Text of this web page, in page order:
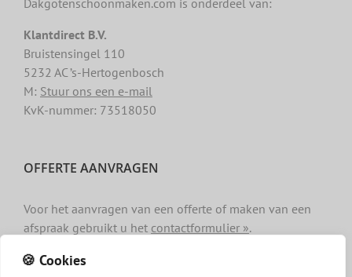
🍪 Cookies
Dakgotenschoonmaken.com is onderdeel van:
Klantdirect B.V.
Bruistensingel 110
5232 AC ’s-Hertogenbosch
M: Stuur ons een e-mail
KvK-nummer: 73518050
OFFERTE AANVRAGEN
Voor het aanvragen van een offerte of maken van een
afspraak gebruikt u het contactformulier ».